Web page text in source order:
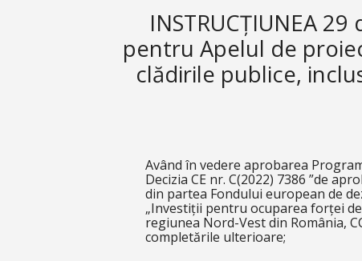
INSTRUCȚIUNEA
pentru Apelul de
clădirile publice,
Având în vedere aprobarea
Decizia CE nr. C(2022) 7386 ”de
din partea Fondului european de
„Investiții pentru ocuparea forței
regiunea Nord-Vest din România,
completările ulterioare;